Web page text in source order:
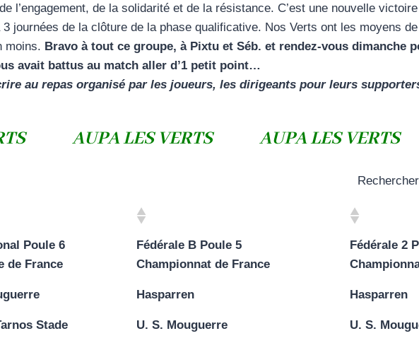
l’engagement, de la solidarité et de la résistance. C’est une nouvelle
journées de la clôture de la phase qualificative. Nos Verts ont les moyens
moins. Bravo à tout ce groupe, à Pixtu et Séb. et rendez-vous dimanche
avait battus au match aller d’1 petit point…
au repas organisé par les joueurs, les dirigeants pour leurs
AUPA LES VERTS AUPA LES VERTS
Poule 6
de France
Fédérale B Poule 5
Championnat de France
Fédérale 2
Hasparren Hasparren
Stade U. S. Mouguerre U. S.